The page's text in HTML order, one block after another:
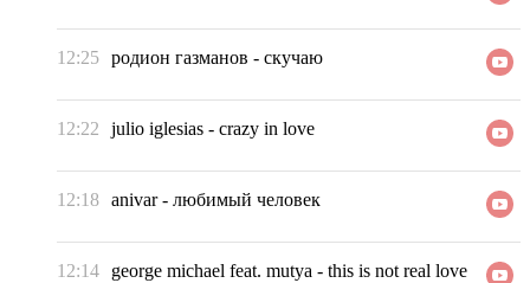
12:25 родион газманов - скучаю
12:22 julio iglesias - crazy in love
12:18 anivar- любимый человек
12:14 george michael feat. mutya - this is not real love